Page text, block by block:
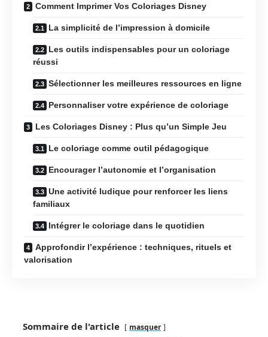
Comment Imprimer Vos Coloriages Disney
La simplicité de l’impression à domicile
Les outils indispensables pour un coloriage
réussi
Sélectionner les meilleures ressources en ligne
Personnaliser votre expérience de coloriage
Les Coloriages Disney : Plus qu’un Simple Jeu
Le coloriage comme outil pédagogique
Encourager l’autonomie et l’organisation
Une activité ludique pour renforcer les liens
familiaux
Intégrer le coloriage dans le quotidien
Approfondir l’expérience : techniques, rituels et
valorisation
Sommaire de l'article masquer